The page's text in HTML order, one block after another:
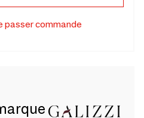
passer commande